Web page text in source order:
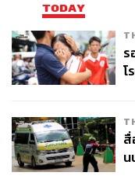
TODAY
ร
โ
สื่
น